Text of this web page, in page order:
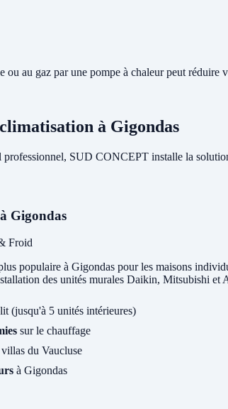
ou au gaz par une pompe à chaleur peut
à Gigondas
SUD CONCEPT installe la
Gigondas
Froid
populaire à Gigondas pour les maisons
des unités murales Daikin, Mitsubishi et
(jusqu'à 5 unités intérieures)
sur le chauffage
du Vaucluse
à Gigondas